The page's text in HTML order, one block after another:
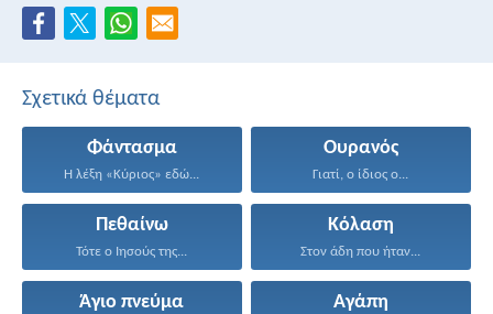
Σχετικά θέματα
Φάντασμα
Η λέξη «Κύριος» εδώ...
Ουρανός
Γιατί, ο ίδιος ο...
Πεθαίνω
Τότε ο Ιησούς της...
Κόλαση
Στον άδη που ήταν...
Άγιο πνεύμα Αγάπη